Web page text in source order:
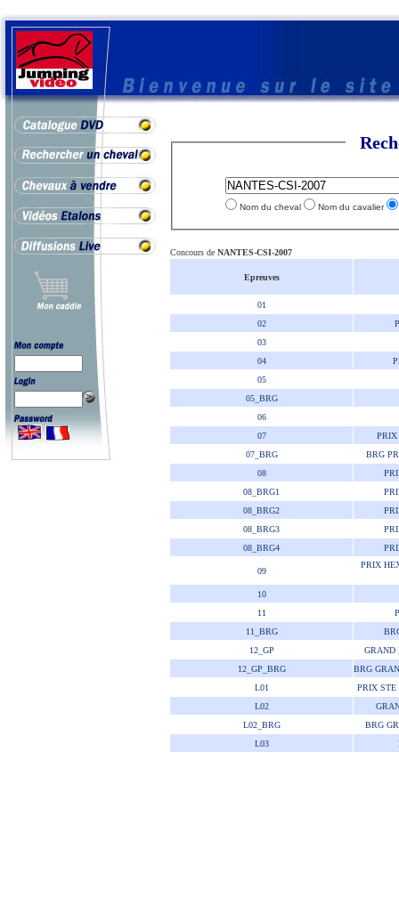
Nom du cheval Nom du cavalier
Concours de NANTES-CSI-2007
Epreuves
01
02
03
04
05
05_BRG
06
07
PRIX
07_BRG
BRG
08
08_BRG1
08_BRG2
08_BRG3
08_BRG4
09
PRIX
10
11
11_BRG
12_GP
GRAND
12_GP_BRG
BRG
L01
PRIX STE
L02
L02_BRG
BRG
L03